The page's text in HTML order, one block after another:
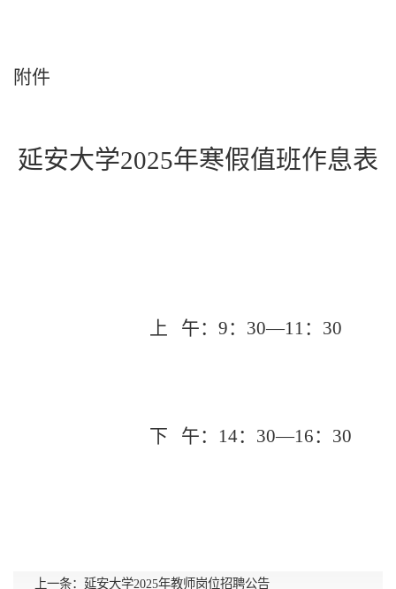
附件
延安大学2025年寒假值班作息表
上 午： 9： 30—11： 30
下 午： 14： 30—16： 30
上一条： 延安大学2025年教师岗位招聘公告